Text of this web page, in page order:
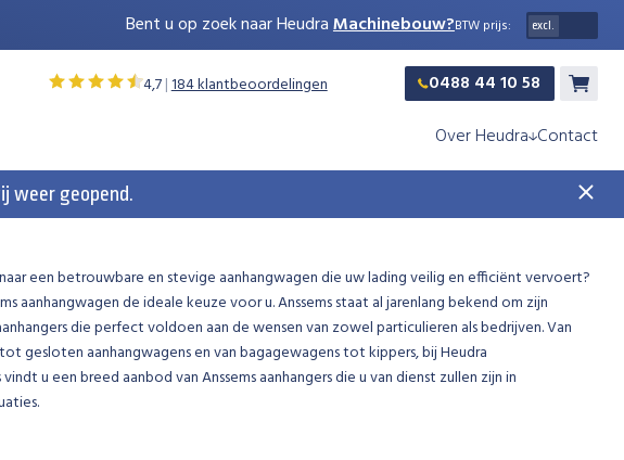
Bent u op zoek naar HeudraMachinebouw?BTW prijs:
4,7|184 klantbeoordelingen 0488 44 10 58
Over Heudra Contact
weer geopend.
een betrouwbare en stevige aanhangwagen die uw lading veilig en efficiënt vervoert?
aanhangwagen de ideale keuze voor u. Anssems staat al jarenlang bekend om zijn
die perfect voldoen aan de wensen van zowel particulieren als bedrijven. Van
gesloten aanhangwagens en van bagagewagens tot kippers, bij Heudra
u een breed aanbod van Anssems aanhangers die u van dienst zullen zijn in